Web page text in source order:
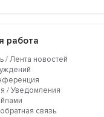
работа
/ Лента новостей
/ Уведомления
связь